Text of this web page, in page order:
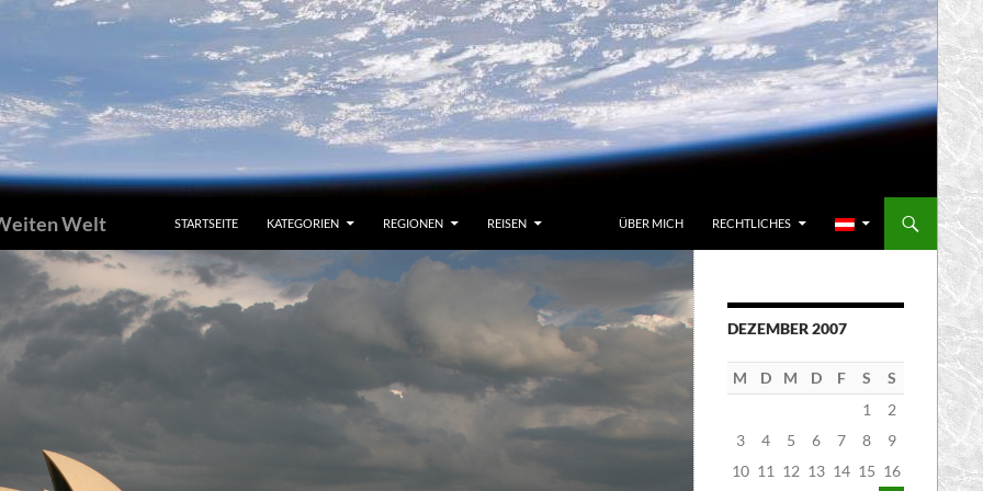
Welt STARTSEITE KATEGORIEN REGIONEN REISEN ÜBER MICH RECHTLICHES
DEZEMBER 2007
M D M D F S
S
1
2
3
4 5 6 7 8
9
10 11 12 13 14 15 16